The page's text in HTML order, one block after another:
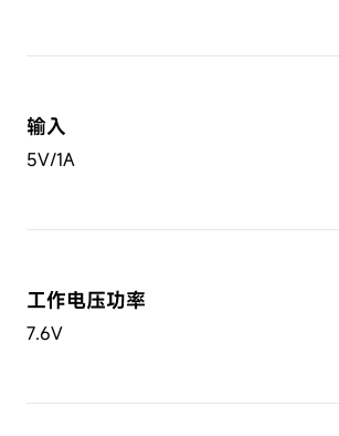
输入
5V/1A
工作电压功率
7.6V